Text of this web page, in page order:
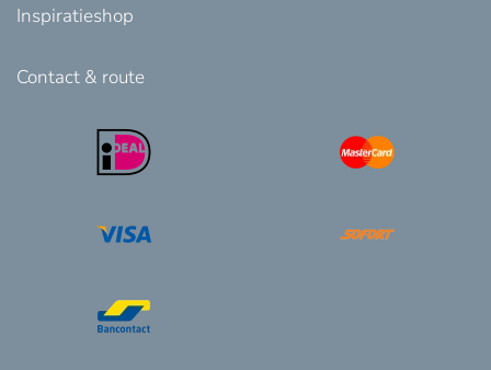
Inspiratieshop
Contact & route